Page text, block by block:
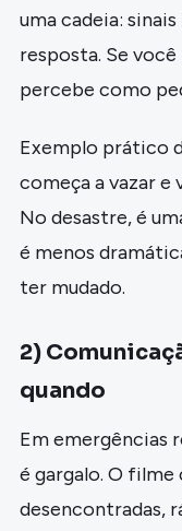
uma cadeia:
resposta. Se
percebe como
Exemplo prático
começa a vazar
No desastre, é
é menos
ter mudado.
2)
quando
Em emergências
é gargalo. O
desencontradas,